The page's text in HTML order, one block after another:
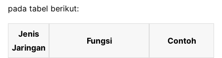
pada tabel berikut:
Jenis
Jaringan
Fungsi Contoh